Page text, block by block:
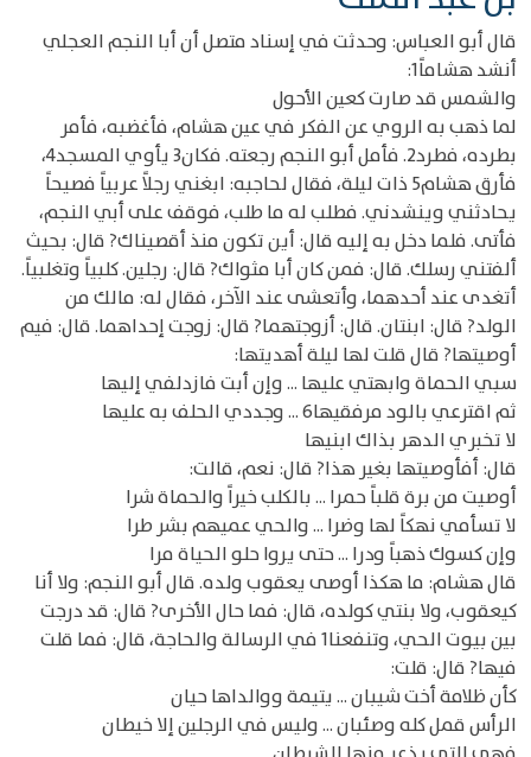
قال أبو العباس: وحدثت في إسناد متصل أن أبا النجم العجلي
أنشد هشاماً1:
والشمس قد صارت كعين الأحول
لما ذهب به الروي عن الفكر في عين هشام، فأغضبه، فأمر
بطرده، فطرد2. فأمل أبو النجم رجعته. فكان3 يأوي المسجد4،
فأرق هشام5 ذات ليلة، فقال لحاجبه: ابغني رجلاً عربياً فصيحاً
يحادثني وينشدني. فطلب له ما طلب، فوقف على أبي النجم،
فأتى. فلما دخل به إليه قال: أين تكون منذ أقصيناك? قال: بحيث
ألفتني رسلك. قال: فمن كان أبا مثواك? قال: رجلين. كلبياً وتغلبياً.
أتغدى عند أحدهما، وأتعشى عند الآخر، فقال له: مالك من
الولد? قال: ابنتان. قال: أزوجتهما? قال: زوجت إحداهما. قال: فيم
أوصيتها? قال قلت لها ليلة أهديتها:
سبي الحماة وابهتي عليها ... وإن أبت فازدلفي إليها
ثم اقترعي بالود مرفقيها6 ... وجددي الحلف به عليها
لا تخبري الدهر بذاك ابنيها
قال: أفأوصيتها بغير هذا? قال: نعم، قالت:
أوصيت من برة قلباً حمرا ... بالكلب خيراً والحماة شرا
لا تسأمي نهكاً لها وضرا ... والحي عميهم بشر طرا
وإن كسوك ذهباً ودرا ... حتى يروا حلو الحياة مرا
قال هشام: ما هكذا أوصى يعقوب ولده. قال أبو النجم: ولا أنا
كيعقوب، ولا بنتي كولده، قال: فما حال الأخرى? قال: قد درجت
بين بيوت الحي، وتنفعنا1 في الرسالة والحاجة، قال: فما قلت
فيها? قال: قلت:
كأن ظلامة أخت شيبان ... يتيمة ووالداها حيان
الرأس قمل كله وصئبان ... وليس في الرجلين إلا خيطان